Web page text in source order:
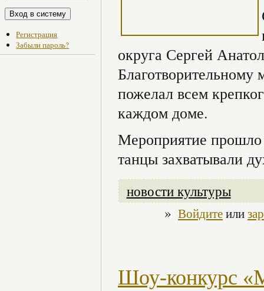
Регистрация
Забыли пароль?
округа Сергей
Благотворительному
пожелал всем
каждом доме.
Мероприятие
танцы захватывали
новости культуры
» Войдитеили
Шоу-конкурс